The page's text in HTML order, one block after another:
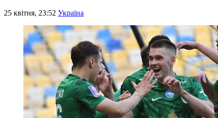
25 квітня, 23:52 Україна